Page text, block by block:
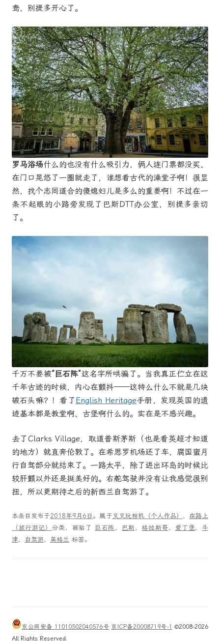
鸯，别提多开心了。
罗马浴场什么的也没有什么吸引力，俩人连门票都没买、
在门口晃悠了一圈就走了，谁想看古代的澡堂子啊！很显
然，找个志同道合的傻媳妇儿是多么的重要啊！不过在一
条不起眼的小路旁发现了巴斯DTT办公室，别提多亲切
了。
千万不要被“巨石阵”这名字所哄骗了。当我真正伫立在这
千年古迹的时候，内心在颤抖——这特么什么不就是几块
破石头嘛？！看了 English Heritage手册，发现英国的遗
迹基本都是教堂啊、古堡啊什么的。实在是不感兴趣。
去了Clarks Village，取道普斯茅斯（也是看英超才知道
的地方）就直奔伦敦了。在希思罗机场还了车，腐国蜜月
行自驾部分就结束了。一路太平，除了进出环岛的时候比
较肝颤以外还是挺美好的。右舵驾驶并没有让我感觉很别
扭，所以更期待之后的新西兰自驾游了。
本条目发布于2018年9月6日 。属于叉叉玩相机（个人作品） 、 在路上
（旅行游记） 分类，被贴了 巨石阵 、 巴斯、 格拉斯哥、 爱丁堡、 牛
津、 自驾游、 英格兰 标签。
京公网安备 11010502040576号 京ICP备20008719号-1 ©2008-2026
All Rights Reserved.